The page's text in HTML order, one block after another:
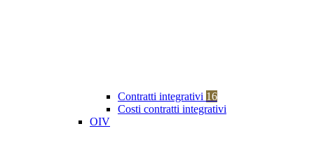
Contratti integrativi 16
Costi contratti integrativi
OIV